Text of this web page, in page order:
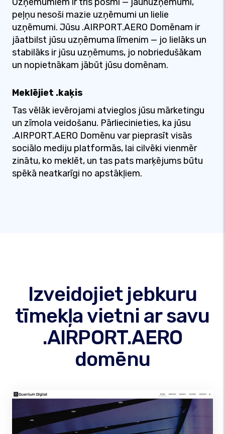
peļņu nesoši mazie uzņēmumi un lielie
uzņēmumi. Jūsu .AIRPORT.AERO Domēnam ir
jāatbilst jūsu uzņēmuma līmenim — jo lielāks un
stabilāks ir jūsu uzņēmums, jo nobriedušākam
un nopietnākam jābūt jūsu domēnam.
Meklējiet .kaķis
Tas vēlāk ievērojami atvieglos jūsu mārketingu
un zīmola veidošanu. Pārliecinieties, ka jūsu
.AIRPORT.AERO Domēnu var pieprasīt visās
sociālo mediju platformās, lai cilvēki vienmēr
zinātu, ko meklēt, un tas pats marķējums būtu
spēkā neatkarīgi no apstākļiem.
Izveidojiet jebkuru
tīmekļa vietni ar savu
.AIRPORT.AERO
domēnu